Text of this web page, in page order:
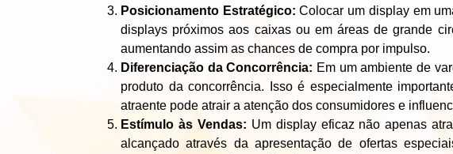
Posicionamento Estratégico: Colocar um display em
displays próximos aos caixas ou em áreas de grande
aumentando assim as chances de compra por impulso.
Diferenciação da Concorrência: Em um ambiente de
produto da concorrência. Isso é especialmente
atraente pode atrair a atenção dos consumidores e
Estímulo às Vendas: Um display eficaz não apenas
alcançado através da apresentação de ofertas